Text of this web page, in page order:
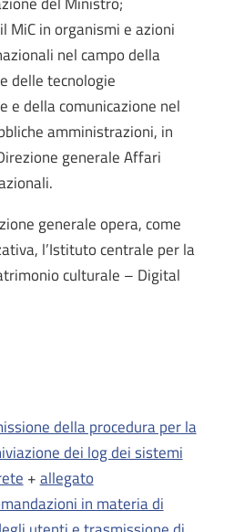
MiC in organismi e azioni
nel campo della
delle tecnologie
e della comunicazione nel
amministrazioni, in
generale Affari
generale opera, come
l’Istituto centrale per la
culturale – Digital
della procedura per la
dei log dei sistemi
+allegato
in materia di